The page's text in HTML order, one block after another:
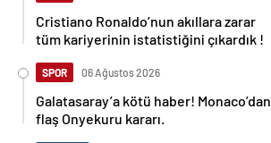
Cristiano Ronaldo’nun akıllara zarar
tüm kariyerinin istatistiğini çıkardık !
SPOR 06 Ağustos 2026
Galatasaray’a kötü haber! Monaco’dan
flaş Onyekuru kararı.